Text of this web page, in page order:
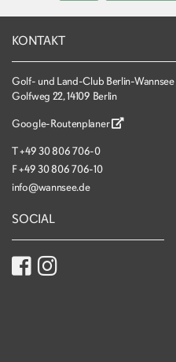
KONTAKT
Golf- und Land-Club Berlin-Wannsee
Golfweg 22, 14109 Berlin
Google-Routenplaner
T+49 30 806 706-0
F+49 30 806 706-10
info@wannsee.de
SOCIAL